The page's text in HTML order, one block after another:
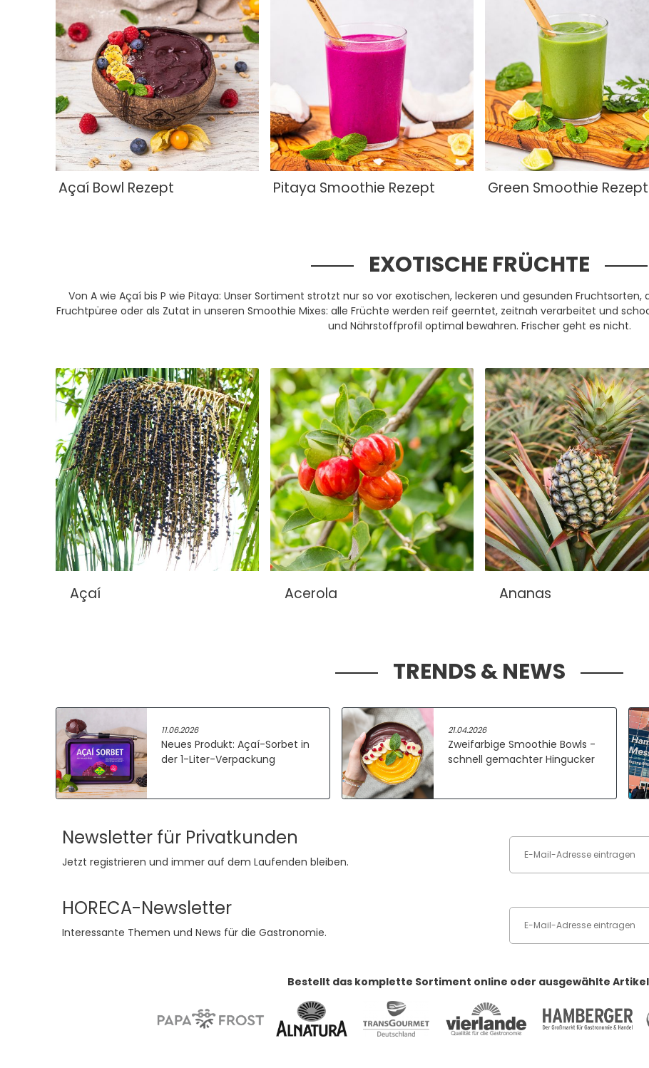
Açaí Bowl Rezept Pitaya Smoothie Rezept Green Smoothie Rezept
EXOTISCHE FRÜCHTE
Von A wie Açaí bis P wie Pitaya: Unser Sortiment strotzt nur so vor exotischen, leckeren und gesunden
Fruchtpüree oder als Zutat in unseren Smoothie Mixes: alle Früchte werden reif geerntet, zeitnah verarbeitet und
und Nährstoffprofil optimal bewahren. Frischer geht es nicht.
Açaí Acerola Ananas
TRENDS & NEWS
11.06.2026
Neues Produkt: Açaí-Sorbet in
der 1-Liter-Verpackung
21.04.2026
Zweifarbige Smoothie Bowls -
schnell gemachter Hingucker
Newsletter für Privatkunden
Jetzt registrieren und immer auf dem Laufenden bleiben.
HORECA-Newsletter
Interessante Themen und News für die Gastronomie.
Bestellt das komplette Sortiment online oder ausgewählte